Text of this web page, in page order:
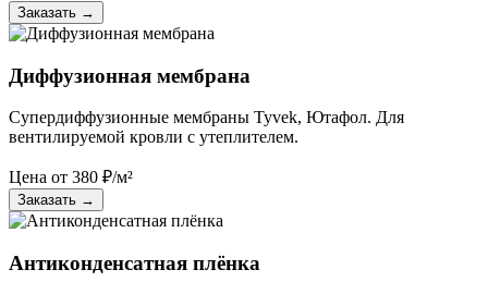
Заказать →
Диффузионная мембрана
Супердиффузионные мембраны Tyvek, Ютафол. Для
вентилируемой кровли с утеплителем.
Цена от 380 ₽/м²
Заказать →
Антиконденсатная плёнка